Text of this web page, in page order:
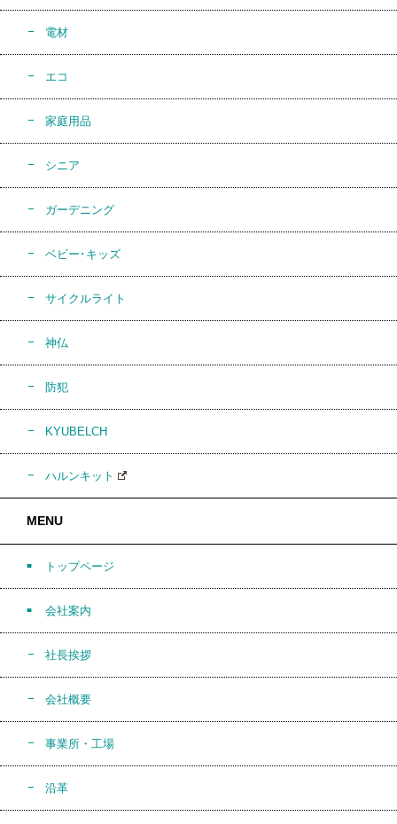
電材
エコ
家庭用品
シニア
ガーデニング
ベビー･キッズ
サイクルライト
神仏
防犯
KYUBELCH
ハルンキット
MENU
トップページ
会社案内
社長挨拶
会社概要
事業所・工場
沿革